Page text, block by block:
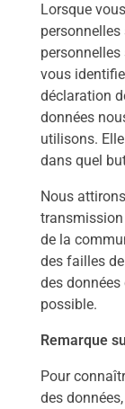
Lorsque
vous
déclaration
données
utilisons.
dans quel
Nous
transmission
de la
des failles
des données
possible.
Remarque
Pour
des